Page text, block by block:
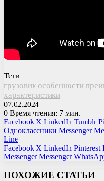
Теги
грузовик особенности
характеристики
07.02.2024
0 Время чтения: 7 мин.
Facebook X LinkedIn Tumblr
Одноклассники Messenger
Line
Facebook X LinkedIn Pinterest
Messenger Messenger
ПОХОЖИЕ СТАТЬИ